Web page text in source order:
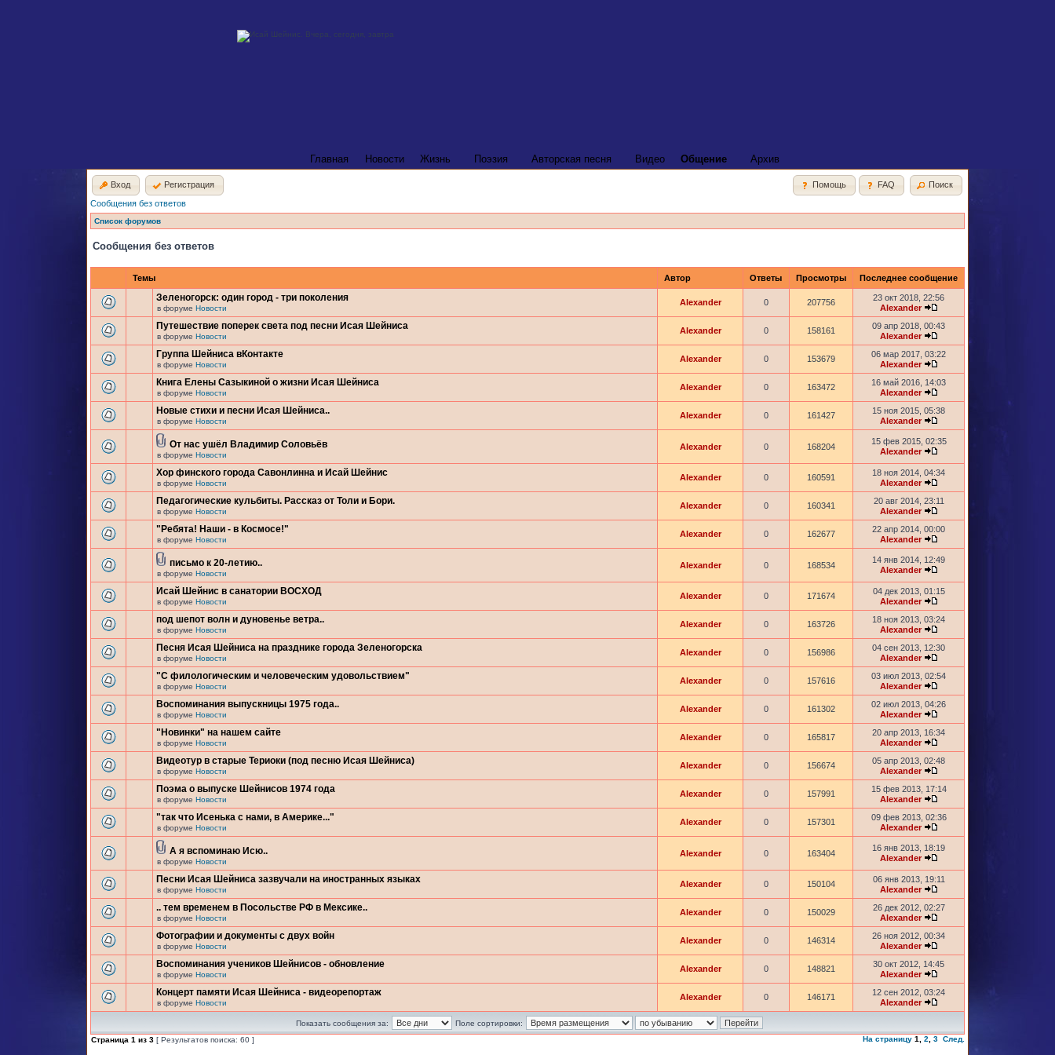
Главная Новости Жизнь Поэзия Авторская песня Видео Общение Архив
Вход Регистрация Помощь FAQ
Поиск
Сообщения без ответов
Список форумов
Сообщения без ответов
Темы Автор Ответы Просмотры Последнее сообщение
Зеленогорск: один город - три поколения
в форуме Новости
Alexander 0 207756
23 окт 2018, 22:56
Alexander
Путешествие поперек света под песни Исая Шейниса
в форуме Новости
Alexander 0 158161
09 апр 2018, 00:43
Alexander
Группа Шейниса вКонтакте
в форуме Новости
Alexander 0 153679
06 мар 2017, 03:22
Alexander
Книга Елены Сазыкиной о жизни Исая Шейниса
в форуме Новости
Alexander 0 163472
16 май 2016, 14:03
Alexander
Новые стихи и песни Исая Шейниса..
в форуме Новости
Alexander 0 161427
15 ноя 2015, 05:38
Alexander
От нас ушёл Владимир Соловьёв
в форуме Новости
Alexander 0 168204
15 фев 2015, 02:35
Alexander
Хор финского города Савонлинна и Исай Шейнис
в форуме Новости
Alexander 0 160591
18 ноя 2014, 04:34
Alexander
Педагогические кульбиты. Рассказ от Толи и Бори.
в форуме Новости
Alexander 0 160341
20 авг 2014, 23:11
Alexander
"Ребята! Наши - в Космосе!"
в форуме Новости
Alexander 0 162677
22 апр 2014, 00:00
Alexander
письмо к 20-летию..
в форуме Новости
Alexander 0 168534
14 янв 2014, 12:49
Alexander
Исай Шейнис в санатории ВОСХОД
в форуме Новости
Alexander 0 171674
04 дек 2013, 01:15
Alexander
под шепот волн и дуновенье ветра..
в форуме Новости
Alexander 0 163726
18 ноя 2013, 03:24
Alexander
Песня Исая Шейниса на празднике города Зеленогорска
в форуме Новости
Alexander 0 156986
04 сен 2013, 12:30
Alexander
"С филологическим и человеческим удовольствием"
в форуме Новости
Alexander 0 157616
03 июл 2013, 02:54
Alexander
Воспоминания выпускницы 1975 года..
в форуме Новости
Alexander 0 161302
02 июл 2013, 04:26
Alexander
"Новинки" на нашем сайте
в форуме Новости
Alexander 0 165817
20 апр 2013, 16:34
Alexander
Видеотур в старые Териоки (под песню Исая Шейниса)
в форуме Новости
Alexander 0 156674
05 апр 2013, 02:48
Alexander
Поэма о выпуске Шейнисов 1974 года
в форуме Новости
Alexander 0 157991
15 фев 2013, 17:14
Alexander
"так что Исенька с нами, в Америке..."
в форуме Новости
Alexander 0 157301
09 фев 2013, 02:36
Alexander
А я вспоминаю Исю..
в форуме Новости
Alexander 0 163404
16 янв 2013, 18:19
Alexander
Песни Исая Шейниса зазвучали на иностранных языках
в форуме Новости
Alexander 0 150104
06 янв 2013, 19:11
Alexander
.. тем временем в Посольстве РФ в Мексике..
в форуме Новости
Alexander 0 150029
26 дек 2012, 02:27
Alexander
Фотографии и документы с двух войн
в форуме Новости
Alexander 0 146314
26 ноя 2012, 00:34
Alexander
Воспоминания учеников Шейнисов - обновление
в форуме Новости
Alexander 0 148821
30 окт 2012, 14:45
Alexander
Концерт памяти Исая Шейниса - видеорепортаж
в форуме Новости
Alexander 0 146171
12 сен 2012, 03:24
Alexander
Показать сообщения за:
Поле сортировки:
Страница 1 из 3 [ Результатов поиска: 60 ] На страницу 1 2 3 След.